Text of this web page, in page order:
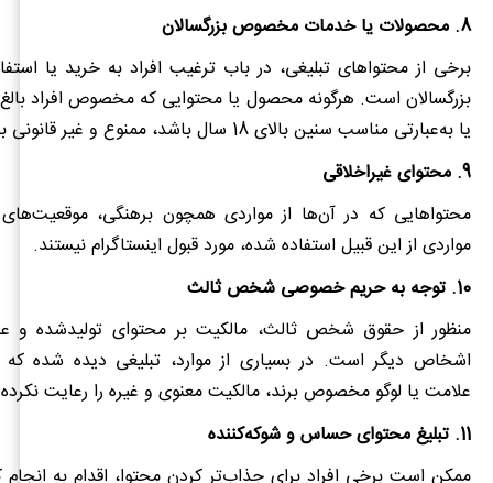
8. محصولات یا خدمات مخصوص بزرگسالان
برخی از محتواهای تبلیغی، در باب ترغیب افراد به خرید یا
بزرگسالان است. هرگونه محصول یا محتوایی که مخصوص افراد
یا به‌عبارتی مناسب سنین بالای 18 سال باشد، ممنوع و غیر قانونی به‌شمار می‌آید.
9. محتوای غیراخلاقی
محتواهایی که در آن‌ها از مواردی همچون برهنگی،
مواردی از این قبیل استفاده شده، مورد قبول اینستاگرام نیستند.
10. توجه به حریم خصوصی شخص ثالث
منظور از حقوق شخص ثالث، مالکیت بر محتوای تولیدشده
اشخاص دیگر است. در بسیاری از موارد، تبلیغی دیده شده
علامت یا لوگو مخصوص برند، مالکیت معنوی و غیره را رعایت
11. تبلیغ محتوای حساس و شوکه‌کننده
ممکن است برخی افراد برای جذاب‌تر کردن محتوا، اقدام به